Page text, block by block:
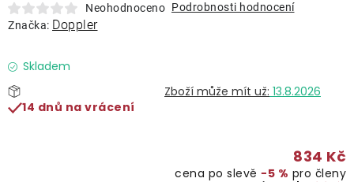
Doplňky
Deštníky
Gastro produkty
Neohodnoceno Podrobnosti hodnocení
Značka: Doppler
Skladem
13.8.2026
14 dnů na vrácení
834 Kč
cena po slevě −5 % pro členy